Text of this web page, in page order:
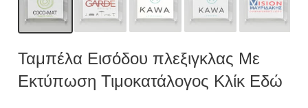
Ταμπέλα Εισόδου πλεξιγκλας Mε
Εκτύπωση Τιμοκατάλογος Κλίκ Εδώ